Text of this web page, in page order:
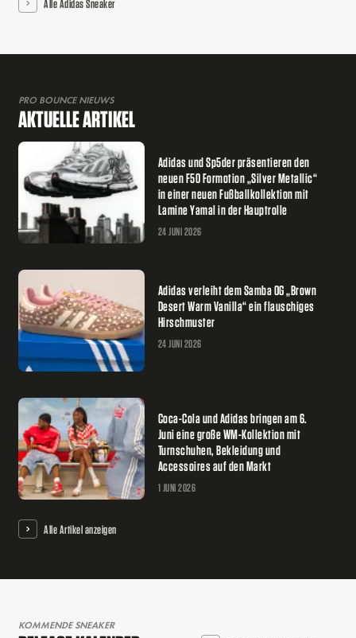
Alle Adidas Sneaker
PRO BOUNCE NIEUWS
AKTUELLE ARTIKEL
Adidas und Sp5der präsentieren den
neuen F50 Formotion „Silver Metallic“
in einer neuen Fußballkollektion mit
Lamine Yamal in der Hauptrolle
24 JUNI 2026
Adidas verleiht dem Samba OG „Brown
Desert Warm Vanilla“ ein flauschiges
Hirschmuster
24 JUNI 2026
Coca-Cola und Adidas bringen am 6.
Juni eine große WM-Kollektion mit
Turnschuhen, Bekleidung und
Accessoires auf den Markt
1 JUNI 2026
Alle Artikel anzeigen
KOMMENDE SNEAKER